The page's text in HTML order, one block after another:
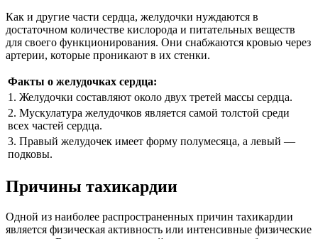
Как и другие части сердца, желудочки нуждаются в
достаточном количестве кислорода и питательных веществ
для своего функционирования. Они снабжаются кровью через
артерии, которые проникают в их стенки.
Факты о желудочках сердца:
1. Желудочки составляют около двух третей массы сердца.
2. Мускулатура желудочков является самой толстой среди
всех частей сердца.
3. Правый желудочек имеет форму полумесяца, а левый —
подковы.
Причины тахикардии
Одной из наиболее распространенных причин тахикардии
является физическая активность или интенсивные физические